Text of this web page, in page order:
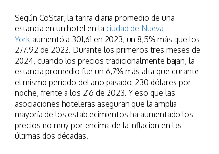
Según CoStar, la tarifa diaria promedio de una
estancia en un hotel en la ciudad de Nueva
York aumentó a 301,61 en 2023, un 8,5% más que los
277.92 de 2022. Durante los primeros tres meses de
2024, cuando los precios tradicionalmente bajan, la
estancia promedio fue un 6,7% más alta que durante
el mismo período del año pasado: 230 dólares por
noche, frente a los 216 de 2023. Y eso que las
asociaciones hoteleras aseguran que la amplia
mayoría de los establecimientos ha aumentado los
precios no muy por encima de la inflación en las
últimas dos décadas.